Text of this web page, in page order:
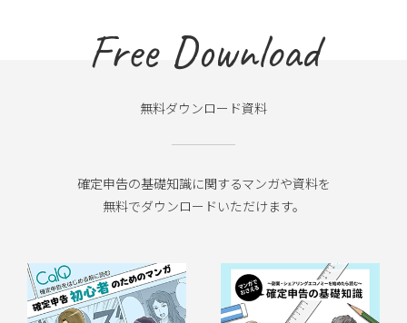
Free Download
無料ダウンロード資料
確定申告の基礎知識に関するマンガや資料を
無料でダウンロードいただけます。